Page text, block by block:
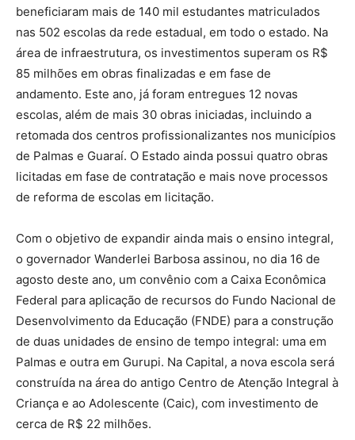
beneficiaram mais de 140 mil estudantes matriculados
nas 502 escolas da rede estadual, em todo o estado. Na
área de infraestrutura, os investimentos superam os R$
85 milhões em obras finalizadas e em fase de
andamento. Este ano, já foram entregues 12 novas
escolas, além de mais 30 obras iniciadas, incluindo a
retomada dos centros profissionalizantes nos municípios
de Palmas e Guaraí. O Estado ainda possui quatro obras
licitadas em fase de contratação e mais nove processos
de reforma de escolas em licitação.
Com o objetivo de expandir ainda mais o ensino integral,
o governador Wanderlei Barbosa assinou, no dia 16 de
agosto deste ano, um convênio com a Caixa Econômica
Federal para aplicação de recursos do Fundo Nacional de
Desenvolvimento da Educação (FNDE) para a construção
de duas unidades de ensino de tempo integral: uma em
Palmas e outra em Gurupi. Na Capital, a nova escola será
construída na área do antigo Centro de Atenção Integral à
Criança e ao Adolescente (Caic), com investimento de
cerca de R$ 22 milhões.